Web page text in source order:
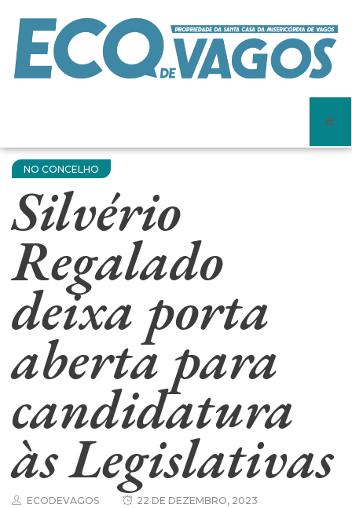
NO CONCELHO
Silvério
Regalado
deixa porta
aberta para
candidatura
às Legislativas
ECODEVAGOS 22 DE DEZEMBRO, 2023